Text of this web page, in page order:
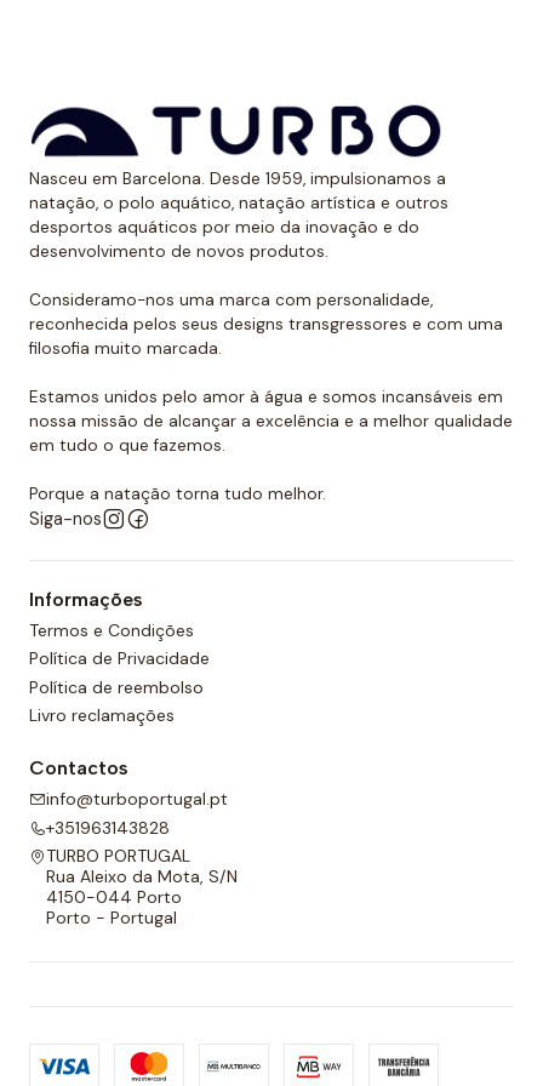
muito tempo sem sofrer desgaste.
Uso recomendado de calção para
polo aquático
Da Turbo recomendamos usar o calção para praticar
polo aquático ou treinar natação. Como se encaixa
perfeitamente no corpo, dificulta que o jogador de
polo aquático seja agarrado pelos rivais, algo de vital
importância. Além disso, nossos calções não arrastam
água durante o movimento, melhorando a mobilidade
do homem que os usa. É por isso que eles podem ser
usados sem qualquer problema para natação ou
desportos aquáticos semelhantes.
Além disso, todos os calções de polo aquático têm
um forro completo na frente e nas costas e um
cordão ajustável para melhor adaptabilidade.
Nasceu em Barcelona. Desde 1959, impulsionamos a
natação, o polo aquático, natação artística e outros
desportos aquáticos por meio da inovação e do
desenvolvimento de novos produtos.
Consideramo-nos uma marca com personalidade,
reconhecida pelos seus designs transgressores e com uma
filosofia muito marcada.
Estamos unidos pelo amor à água e somos incansáveis em
nossa missão de alcançar a excelência e a melhor qualidade
em tudo o que fazemos.
Porque a natação torna tudo melhor.
Siga-nos
Informações
Termos e Condições
Política de Privacidade
Política de reembolso
Livro reclamações
Contactos
info@turboportugal.pt
+351963143828
TURBO PORTUGAL
Rua Aleixo da Mota, S/N
4150-044 Porto
Porto - Portugal